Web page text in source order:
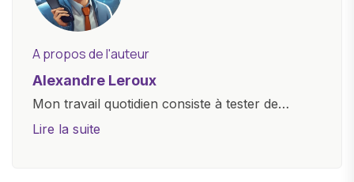
A propos de l'auteur
Alexandre Leroux
Mon travail quotidien consiste à tester de
nouveaux appareils, à rédiger des critiques
Lire la suite